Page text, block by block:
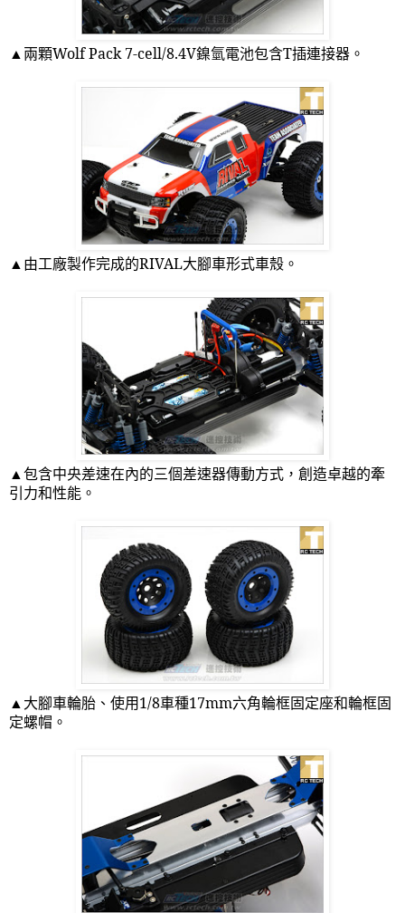
▲兩顆Wolf Pack 7-cell/8.4V鎳氫電池包含T插連接器。
▲由工廠製作完成的RIVAL大腳車形式車殼。
▲包含中央差速在內的三個差速器傳動方式，創造卓越的牽
引力和性能。
▲大腳車輪胎、使用1/8車種17mm六角輪框固定座和輪框固
定螺帽。